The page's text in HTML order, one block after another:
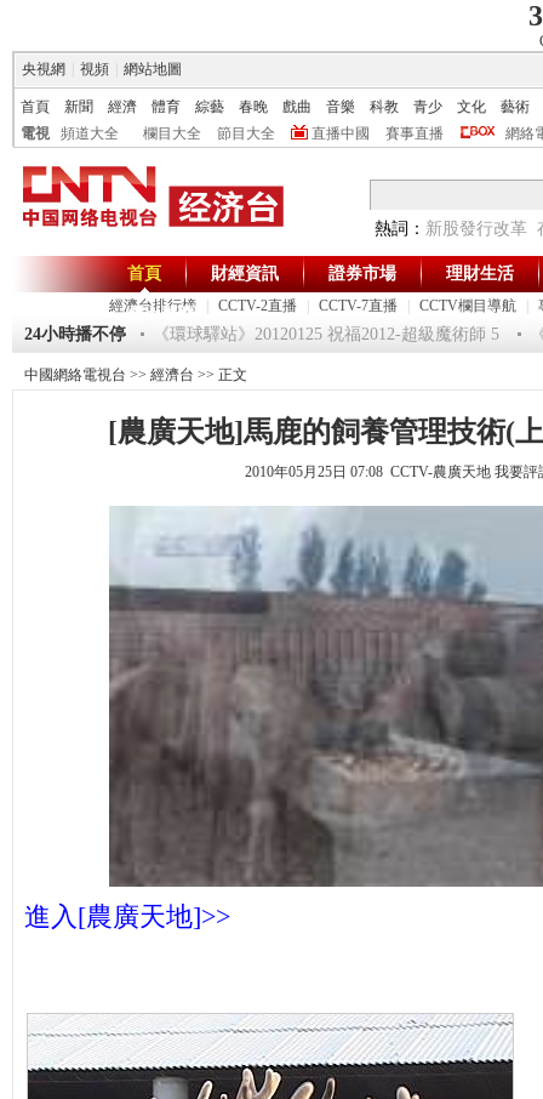
央視網
視頻 網站地圖
首頁 新聞 經濟 體育 綜藝 春晚 戲曲 音樂 科教 青少 文化
藝術
電視
頻道大全 欄目大全 節目大全 直播中國 賽事直播 網絡
熱詞： 新股發行改革
首頁
經濟台排行榜 CCTV-2直播 CCTV-7直播 CCTV欄目導航
財經資訊 證券市場 理財生活
傑出華商
24小時播不停
《環球驛站》20120125 祝福2012-超級魔術師 5
中國網絡電視台 >> 經濟台 >> 正文
[農廣天地]馬鹿的飼養管理技術(上
2010年05月25日 07:08 CCTV-農廣天地 我要評
進入[農廣天地]>>